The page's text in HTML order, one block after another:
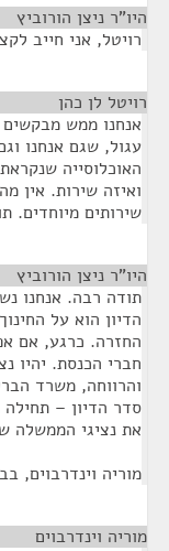
היו"ר ניצן הורוביץ
רויטל, אני חייב
רויטל לן כהן
אנחנו ממש
עגול, שגם אנחנו
האוכלוסייה
ואיזה שירות. אין
שירותים מיוחדים.
היו"ר ניצן הורוביץ
תודה רבה. אנחנו
הדיון הוא על
החזרה. כרגע, אם
חברי הכנסת. יהיו
והרווחה, משרד
סדר הדיון –
את נציגי הממשלה
מוריה וינדרבוים,
מוריה וינדרבוים